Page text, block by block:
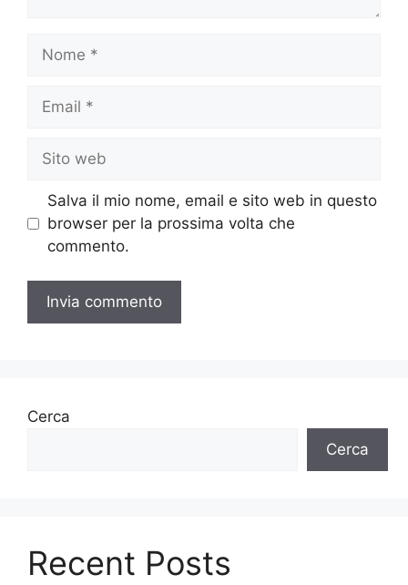
web
Salva il mio nome, email e sito web in questo
browser per la prossima volta che
commento.
Cerca
Cerca
Recent Posts